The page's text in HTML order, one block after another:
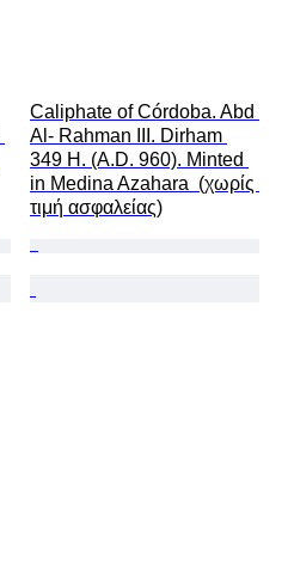
Caliphate of Córdoba. Abd
Al- Rahman III. Dirham
349 H. (A.D. 960). Minted
in Medina Azahara  (χωρίς
τιμή ασφαλείας)